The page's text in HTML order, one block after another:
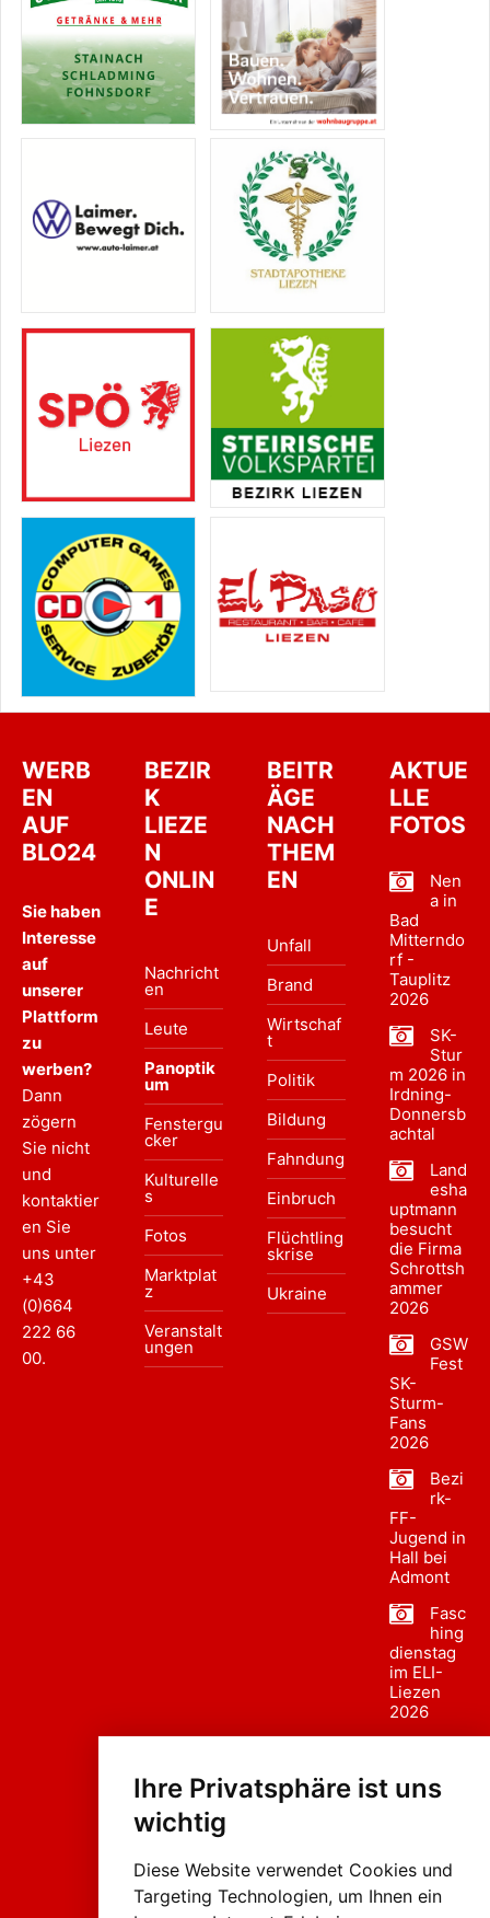
Ihre Privatsphäre ist uns
wichtig
Diese Website verwendet Cookies und
Targeting Technologien, um Ihnen ein
WERB
EN
AUF
BLO24
Sie haben
Interesse
auf
unserer
Plattform
zu
werben?
Dann
zögern
Sie nicht
und
kontaktier
en Sie
uns unter
+43
(0)664
222 66
00.
BEZIR
K
LIEZE
N
ONLIN
E
Nachricht
en
Leute
Panoptik
um
Fenstergu
cker
Kulturelle
s
Fotos
Marktplat
z
Veranstalt
ungen
BEITR
ÄGE
NACH
THEM
EN
Unfall
Brand
Wirtschaf
t
Politik
Bildung
Fahndung
Einbruch
Flüchtling
skrise
Ukraine
AKTUE
LLE
FOTOS
Nen
a in
Bad
Mitterndo
rf -
Tauplitz
2026
SK-
Stur
m 2026 in
Irdning-
Donnersb
achtal
Land
esha
uptmann
besucht
die Firma
Schrottsh
ammer
2026
GSW
Fest
SK-
Sturm-
Fans
2026
Bezi
rk-
FF-
Jugend in
Hall bei
Admont
Fasc
hing
dienstag
im ELI-
Liezen
2026
sumzug
Liezen